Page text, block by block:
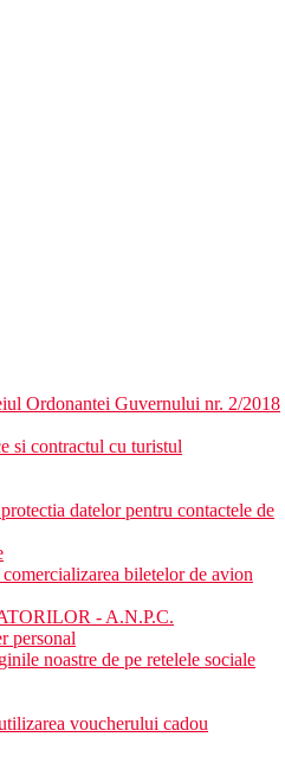
Ordonantei Guvernului nr. 2/2018
si contractul cu turistul
datelor pentru contactele de
biletelor de avion
- A.N.P.C.
personal
noastre de pe retelele sociale
voucherului cadou